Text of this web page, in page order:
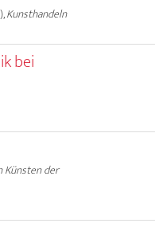
Kunsthandeln
bei
Künsten der